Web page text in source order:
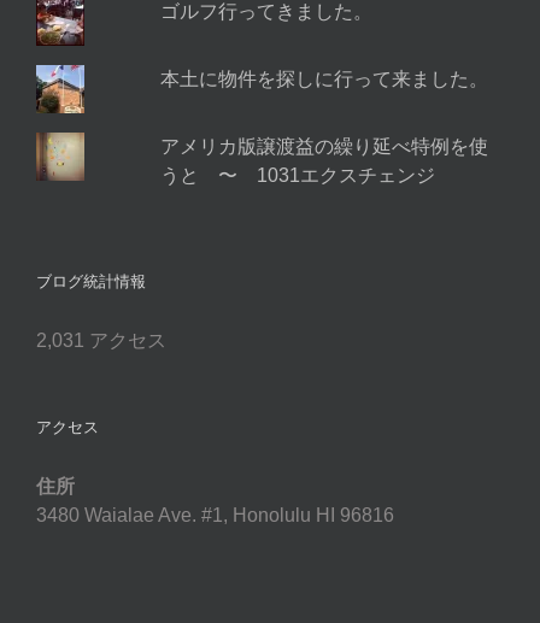
ゴルフ行ってきました。
本土に物件を探しに行って来ました。
アメリカ版譲渡益の繰り延べ特例を使
うと 〜 1031エクスチェンジ
ブログ統計情報
2,031 アクセス
アクセス
住所
3480 Waialae Ave. #1, Honolulu HI 96816